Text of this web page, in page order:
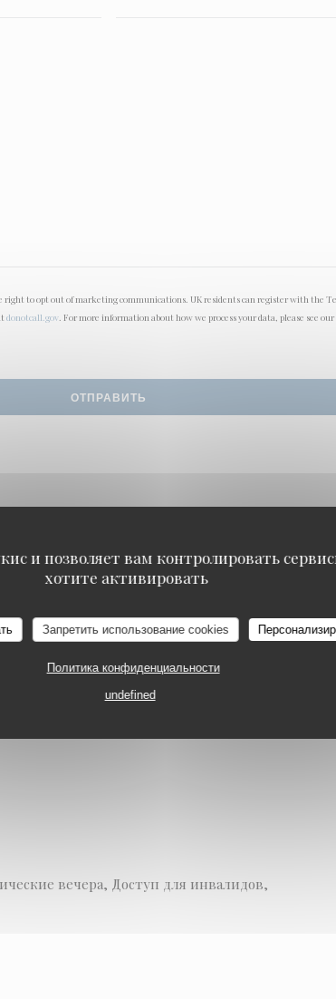
и позволяет вам контролировать
хотите активировать
Запретить использование cookies
Политика конфиденциальности
undefined
to opt out of marketing communications. UK residents can register with the
donotcall.gov. For more information about how we process your data, please see our
вечера, Доступ для инвалидов,
Le Carré